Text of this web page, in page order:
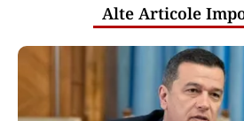
Alte Articole